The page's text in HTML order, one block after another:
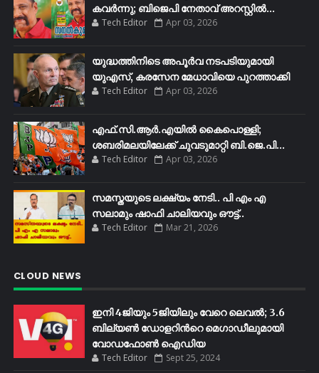
കവർന്നു; ബിജെപി നേതാവ് അറസ്റ്റിൽ...
Tech Editor Apr 03, 2026
യുദ്ധത്തിനിടെ അപൂർവ നടപടിയുമായി
യുഎസ്, കരസേന മേധാവിയെ പുറത്താക്കി
Tech Editor Apr 03, 2026
എഫ്​.സി.ആർ.എയിൽ കൈപൊള്ളി;
ശബരിമലയിലേക്ക്​ ചുവടുമാറ്റി ബി.ജെ.പി...
Tech Editor Apr 03, 2026
സമസ്തയുടെ ലക്ഷ്യം നേടി.. പി എം എ
സലാമും ഷാഫി ചാലിയവും ഔട്ട്..
Tech Editor Mar 21, 2026
CLOUD NEWS
ഇനി 4ജിയും 5ജിയിലും വേറെ ലെവൽ; 3.6
ബില്യണ്‍ ഡോളറിന്‍റെ മെഗാഡീലുമായി
വോഡഫോണ്‍ ഐഡിയ
Tech Editor Sept 25, 2024